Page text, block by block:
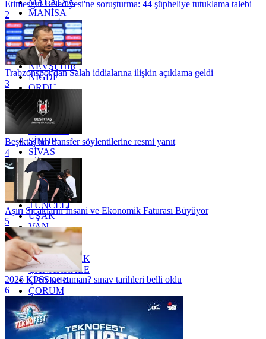
MANİSA
MARDİN
MERSİN
MUĞLA
MUŞ
NEVŞEHİR
NİĞDE
ORDU
OSMANİYE
RİZE
SAKARYA
SİNOP
SİVAS
SİİRT
TEKİRDAĞ
TOKAT
TRABZON
TUNCELİ
UŞAK
VAN
YALOVA
YOZGAT
ZONGULDAK
ÇANAKKALE
ÇANKIRI
ÇORUM
İSTANBUL
İZMİR
ŞANLIURFA
ŞIRNAK
Etimesgut Belediyesi'ne soruşturma: 44 şüpheliye tutuklama talebi
2
Trabzonspor'dan Salah iddialarına ilişkin açıklama geldi
3
Beşiktaş'tan transfer söylentilerine resmi yanıt
4
Aşırı Sıcakların İnsani ve Ekonomik Faturası Büyüyor
5
2026 KPSS ne zaman? sınav tarihleri belli oldu
6